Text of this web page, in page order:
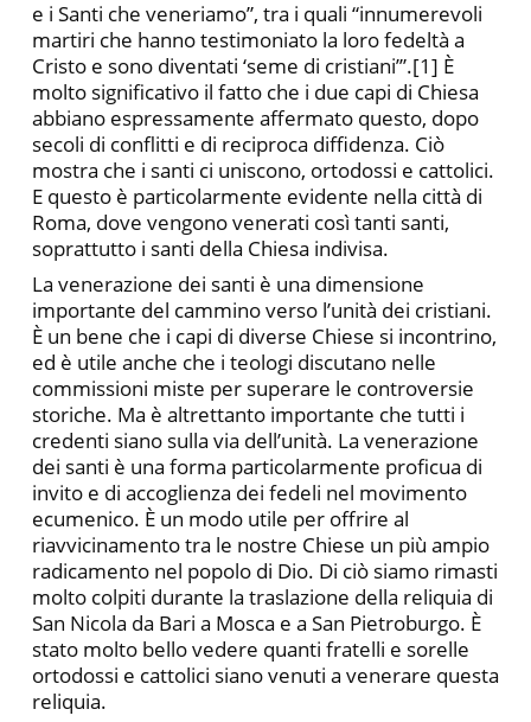
e i Santi che veneriamo”, tra i quali “innumerevoli
martiri che hanno testimoniato la loro fedeltà a
Cristo e sono diventati ‘seme di cristiani’”.[1] È
molto significativo il fatto che i due capi di Chiesa
abbiano espressamente affermato questo, dopo
secoli di conflitti e di reciproca diffidenza. Ciò
mostra che i santi ci uniscono, ortodossi e cattolici.
E questo è particolarmente evidente nella città di
Roma, dove vengono venerati così tanti santi,
soprattutto i santi della Chiesa indivisa.
La venerazione dei santi è una dimensione
importante del cammino verso l’unità dei cristiani.
È un bene che i capi di diverse Chiese si incontrino,
ed è utile anche che i teologi discutano nelle
commissioni miste per superare le controversie
storiche. Ma è altrettanto importante che tutti i
credenti siano sulla via dell’unità. La venerazione
dei santi è una forma particolarmente proficua di
invito e di accoglienza dei fedeli nel movimento
ecumenico. È un modo utile per offrire al
riavvicinamento tra le nostre Chiese un più ampio
radicamento nel popolo di Dio. Di ciò siamo rimasti
molto colpiti durante la traslazione della reliquia di
San Nicola da Bari a Mosca e a San Pietroburgo. È
stato molto bello vedere quanti fratelli e sorelle
ortodossi e cattolici siano venuti a venerare questa
reliquia.